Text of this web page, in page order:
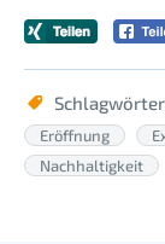
Eröffnung
Nachhaltigkeit